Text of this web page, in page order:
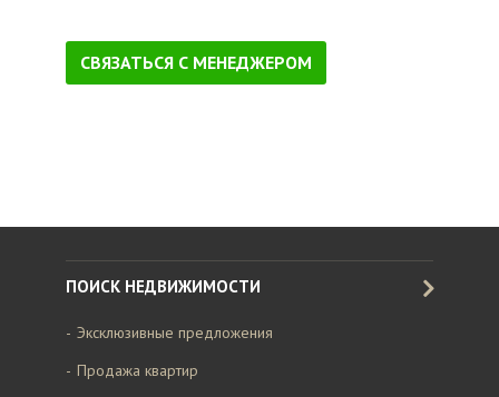
СВЯЗАТЬСЯ С МЕНЕДЖЕРОМ
ПОИСК НЕДВИЖИМОСТИ
Эксклюзивные предложения
Продажа квартир